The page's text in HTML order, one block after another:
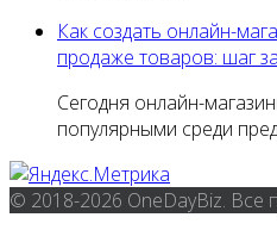
Как создать онлайн-
продаже товаров: шаг
Сегодня онлайн-
популярными среди
© 2018-2026 OneDayBiz. Все